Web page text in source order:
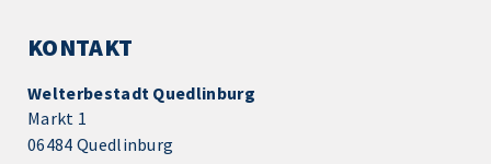
KONTAKT
Welterbestadt Quedlinburg
Markt 1
06484 Quedlinburg